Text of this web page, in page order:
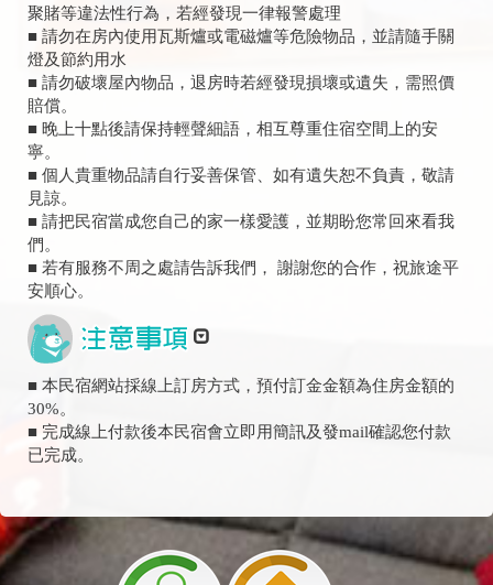
聚賭等違法性行為，若經發現一律報警處理
■ 請勿在房內使用瓦斯爐或電磁爐等危險物品，並請隨手關
燈及節約用水
■ 請勿破壞屋內物品，退房時若經發現損壞或遺失，需照價
賠償。
■ 晚上十點後請保持輕聲細語，相互尊重住宿空間上的安
寧。
■ 個人貴重物品請自行妥善保管、如有遺失恕不負責，敬請
見諒。
■ 請把民宿當成您自己的家一樣愛護，並期盼您常回來看我
們。
■ 若有服務不周之處請告訴我們， 謝謝您的合作，祝旅途平
安順心。
■ 本民宿網站採線上訂房方式，預付訂金金額為住房金額的
30%。
■ 完成線上付款後本民宿會立即用簡訊及發mail確認您付款
已完成。